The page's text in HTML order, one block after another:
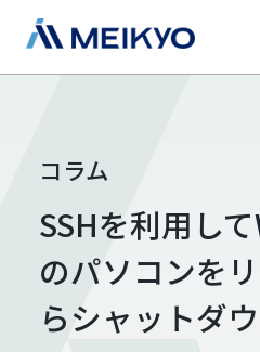
コラム
SSHを利用し
のパソコンを
らシャットダ